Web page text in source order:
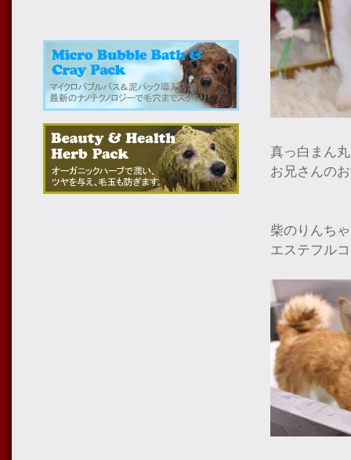
真っ白まん
お兄さんの
柴のりんち
エステフル